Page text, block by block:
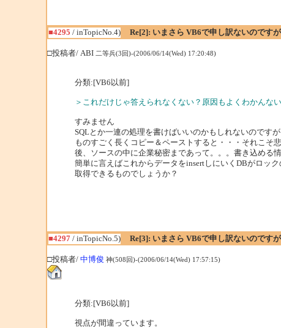
■4295 / inTopicNo.4)
Re[2]: いまさら VB6で申し訳ないのです
□投稿者/ ABI 二等兵(3回)-(2006/06/14(Wed) 17:20:48)
分類:[VB6以前]
＞これだけじゃ答えられなくない？原因もよくわかんな
すみません
SQLとか一連の処理を書けばいいのかもしれないのですが
ものすごく長くコピー＆ペーストすると・・・それこそ
後、ソースの中に企業秘密まであって。。。書き込める
簡単に言えばこれからデータをinsertしにいくDBがロッ
取得できるものでしょうか？
■4297/ inTopicNo.5)
Re[3]: いまさら VB6で申し訳ないのです
□投稿者/ 中博俊 神(508回)-(2006/06/14(Wed) 17:57:15)
分類:[VB6以前]
視点が間違っています。